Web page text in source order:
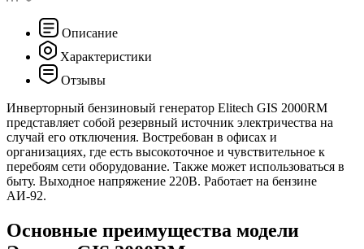
Описание
Характеристики
Отзывы
Инверторный бензиновый генератор Elitech GIS 2000RМ
представляет собой резервный источник электричества на
случай его отключения. Востребован в офисах и
организациях, где есть высокоточное и чувствительное к
перебоям сети оборудование. Также может использоваться в
быту. Выходное напряжение 220В. Работает на бензине
АИ-92.
Основные преимущества модели